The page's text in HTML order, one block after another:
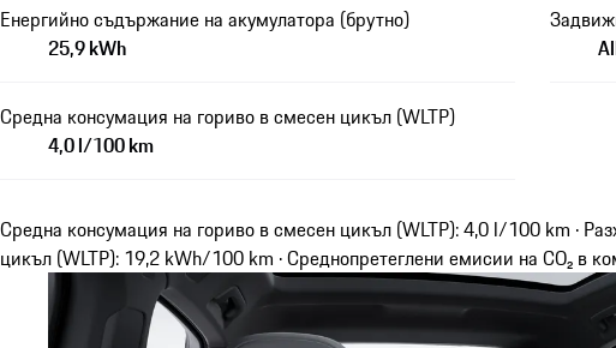
Енергийно съдържание на акумулатора (брутно)
25,9 kWh
Средна консумация на гориво в смесен цикъл (WLTP)
4,0 l/100 km
Средна консумация на гориво в смесен цикъл (WLTP): 4,0 l/100 km ·
цикъл (WLTP): 19,2 kWh/100 km · Среднопретеглени емисии на CO₂ в